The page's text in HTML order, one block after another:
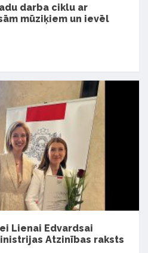
darba ciklu ar
mūziķiem un ievēl
Lienai Edvardsai
Atzinības raksts